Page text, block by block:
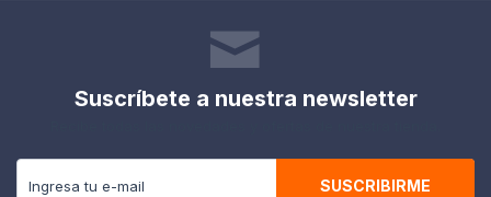
Suscríbete a nuestra newsletter
SUSCRIBIRME